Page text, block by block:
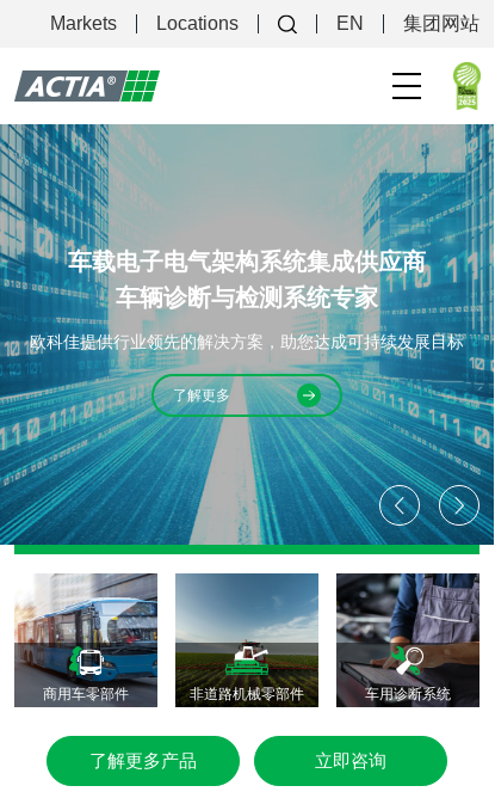
Markets Locations EN 集团网站
关于我们
售后支持
车载电子电气架构系统集成供应商
车辆诊断与检测系统专家
欧科佳提供行业领先的解决方案，助您达成可持续发展目标
了解更多
商用车零部件 非道路机械零部件 车用诊断系统
了解更多产品 立即咨询
了解更多产品 立即咨询